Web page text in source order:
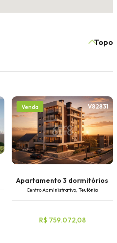
Topo
Venda V82831
Apartamento 3 dormitórios
Centro Administrativo, Teutônia
R$ 759.072,08